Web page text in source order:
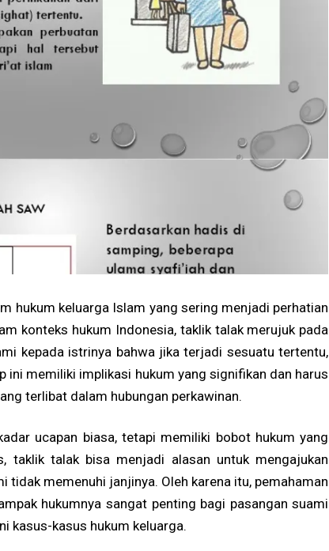
hukum keluarga Islam yang sering menjadi perhatian
konteks hukum Indonesia, taklik talak merujuk pada
kepada istrinya bahwa jika terjadi sesuatu tertentu,
ini memiliki implikasi hukum yang signifikan dan harus
terlibat dalam hubungan perkawinan.
ucapan biasa, tetapi memiliki bobot hukum yang
taklik talak bisa menjadi alasan untuk mengajukan
tidak memenuhi janjinya. Oleh karena itu, pemahaman
hukumnya sangat penting bagi pasangan suami
kasus-kasus hukum keluarga.